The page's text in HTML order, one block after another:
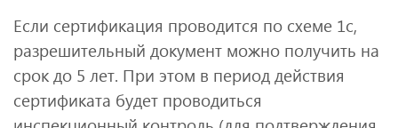
Если сертификация проводится по схеме 1с,
разрешительный документ можно получить на
срок до 5 лет. При этом в период действия
сертификата будет проводиться